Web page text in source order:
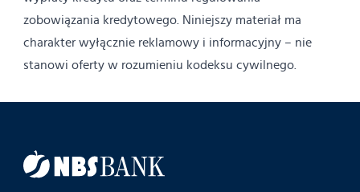
zobowiązania kredytowego. Niniejszy materiał ma
charakter wyłącznie reklamowy i informacyjny – nie
stanowi oferty w rozumieniu kodeksu cywilnego.